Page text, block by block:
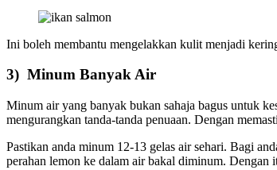
Ini boleh membantu mengelakkan kulit menjadi
3) Minum Banyak Air
Minum air yang banyak bukan sahaja bagus untuk
mengurangkan tanda-tanda penuaan. Dengan
Pastikan anda minum 12-13 gelas air sehari. Bagi
perahan lemon ke dalam air bakal diminum. Dengan